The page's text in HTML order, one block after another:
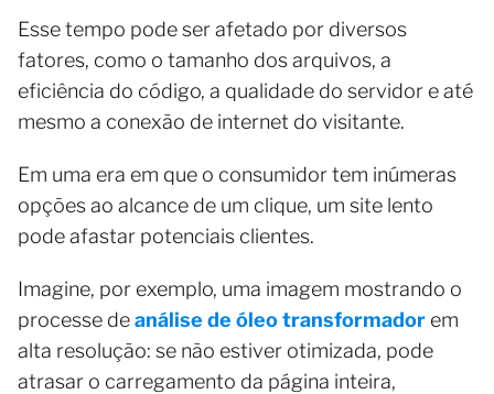
Esse tempo pode ser afetado por diversos
fatores, como o tamanho dos arquivos, a
eficiência do código, a qualidade do servidor e até
mesmo a conexão de internet do visitante.
Em uma era em que o consumidor tem inúmeras
opções ao alcance de um clique, um site lento
pode afastar potenciais clientes.
Imagine, por exemplo, uma imagem mostrando o
processe deanálise de óleo transformador em
alta resolução: se não estiver otimizada, pode
atrasar o carregamento da página inteira,